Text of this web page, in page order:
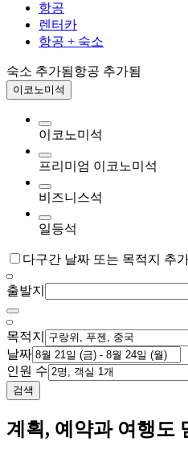
항공
렌터카
항공 + 숙소
숙소 추가됨항공 추가됨
이코노미석
이코노미석
프리미엄 이코노미석
비즈니스석
일등석
다구간 날짜 또는 목적지 추
출발지
목적지
날짜
인원 수
검색
계획, 예약과 여행도